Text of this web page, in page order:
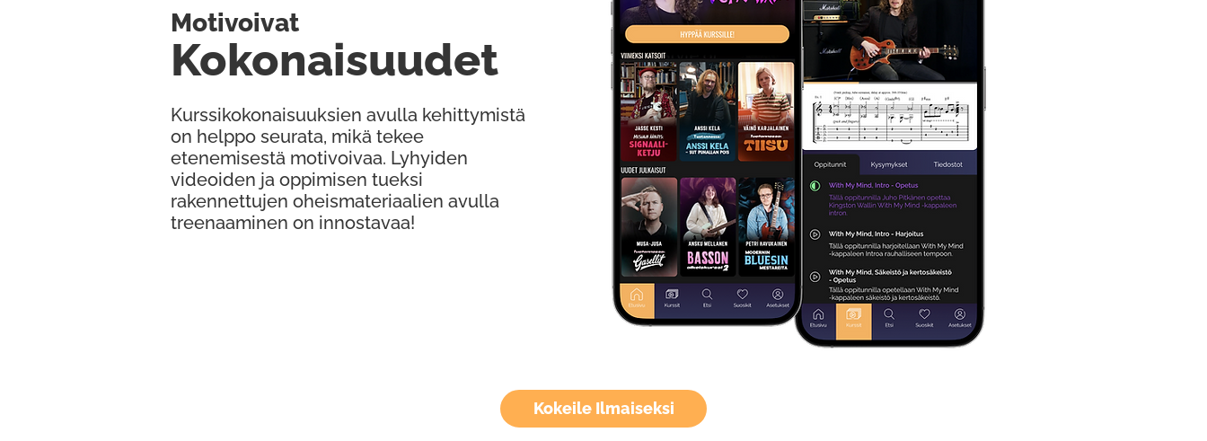
Kokeile Ilmaiseksi
Kurssikokonaisuuksien avulla kehittymistä
on helppo seurata, mikä tekee
etenemisestä motivoivaa. Lyhyiden
videoiden ja oppimisen tueksi
rakennettujen oheismateriaalien avulla
treenaaminen on innostavaa!
Kokonaisuudet
Motivoivat